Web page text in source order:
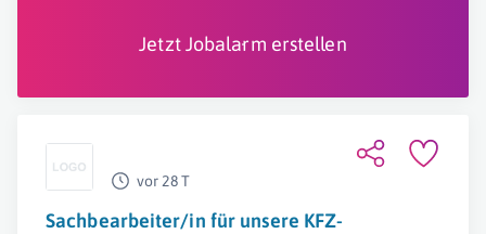
Jetzt Jobalarm erstellen
vor 28 T
Sachbearbeiter/in für unsere KFZ-